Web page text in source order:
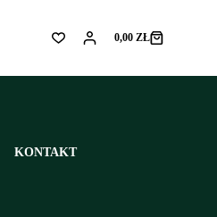
Koszyk
0,00 ZŁ
KONTAKT